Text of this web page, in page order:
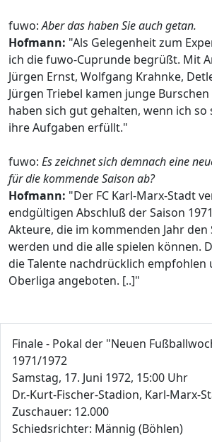
fuwo:Aber das haben Sie auch getan.
Hofmann: "Als Gelegenheit zum
ich die fuwo-Cuprunde begrüßt. Mit
Jürgen Ernst, Wolfgang Krahnke,
Jürgen Triebel kamen junge Burschen
haben sich gut gehalten, wenn ich so
ihre Aufgaben erfüllt."
fuwo: Es zeichnet sich demnach eine
für die kommende Saison ab?
Hofmann: "Der FC Karl-Marx-Stadt
endgültigen Abschluß der Saison
Akteure, die im kommenden Jahr den
werden und die alle spielen können.
die Talente nachdrücklich empfohlen
Oberliga angeboten. [..]"
Finale - Pokal der "Neuen
1971/1972
Samstag, 17. Juni 1972, 15:00 Uhr
Dr.-Kurt-Fischer-Stadion, Karl-Marx-
Zuschauer: 12.000
Schiedsrichter: Männig (Böhlen)